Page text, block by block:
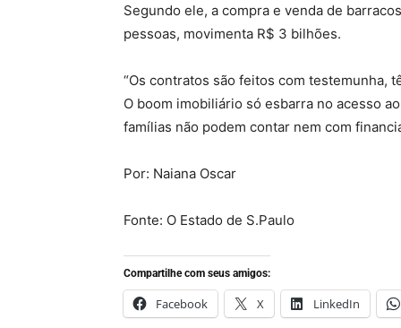
Segundo ele, a compra e venda de
pessoas, movimenta R$ 3 bilhões.
“Os contratos são feitos com testemunha,
O boom imobiliário só esbarra no acesso
famílias não podem contar nem com
Por: Naiana Oscar
Fonte: O Estado de S.Paulo
Compartilhe com seus amigos:
Facebook X LinkedIn